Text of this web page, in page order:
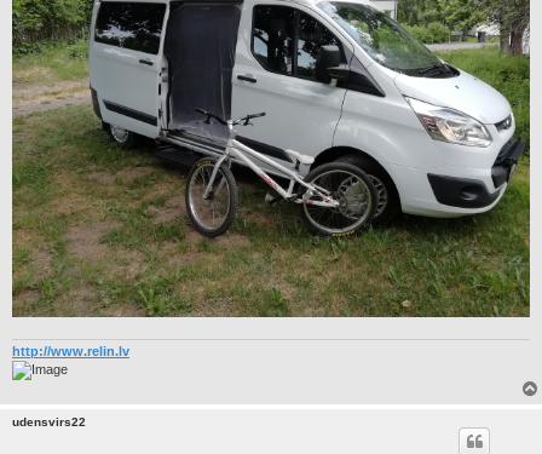
http://www.relin.lv
udensvirs22